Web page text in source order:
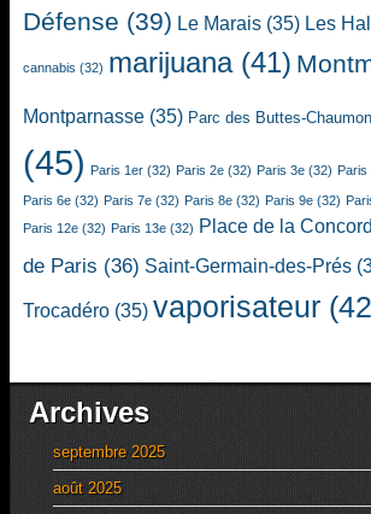
Défense (39) Le Marais (35) Les
cannabis (32) marijuana(41)
Montparnasse (35) Parc des Buttes-
(45) Paris 1er (32) Paris 2e (32) Paris 3e (32) Paris
Paris 6e (32) Paris 7e (32) Paris 8e (32) Paris 9e (32)
Paris 12e (32) Paris 13e (32) Place de la
de Paris (36) Saint-Germain-des-Prés
Trocadéro (35) vaporisateur
Archives
septembre 2025
août 2025